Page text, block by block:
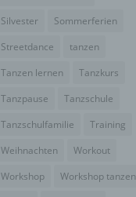
Silvester
Sommerferien
Streetdance
tanzen
Tanzen lernen
Tanzkurs
Tanzpause
Tanzschule
Tanzschulfamilie
Training
Weihnachten
Workout
Workshop
Workshop tanzen